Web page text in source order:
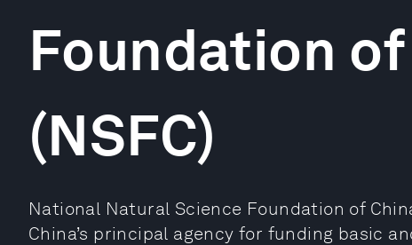
Foundation
(NSFC)
National Natural Science Foundation of
China’s principal agency for funding basic